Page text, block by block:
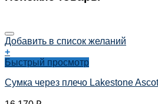
Добавить в список желаний
+
Быстрый просмотр
Сумка через плечо Lakestone